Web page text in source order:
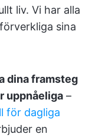
liv. Vi har alla
sina
dina framsteg
uppnåeliga –
för dagliga
en